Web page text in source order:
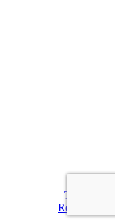
Termeni și
Red Thread